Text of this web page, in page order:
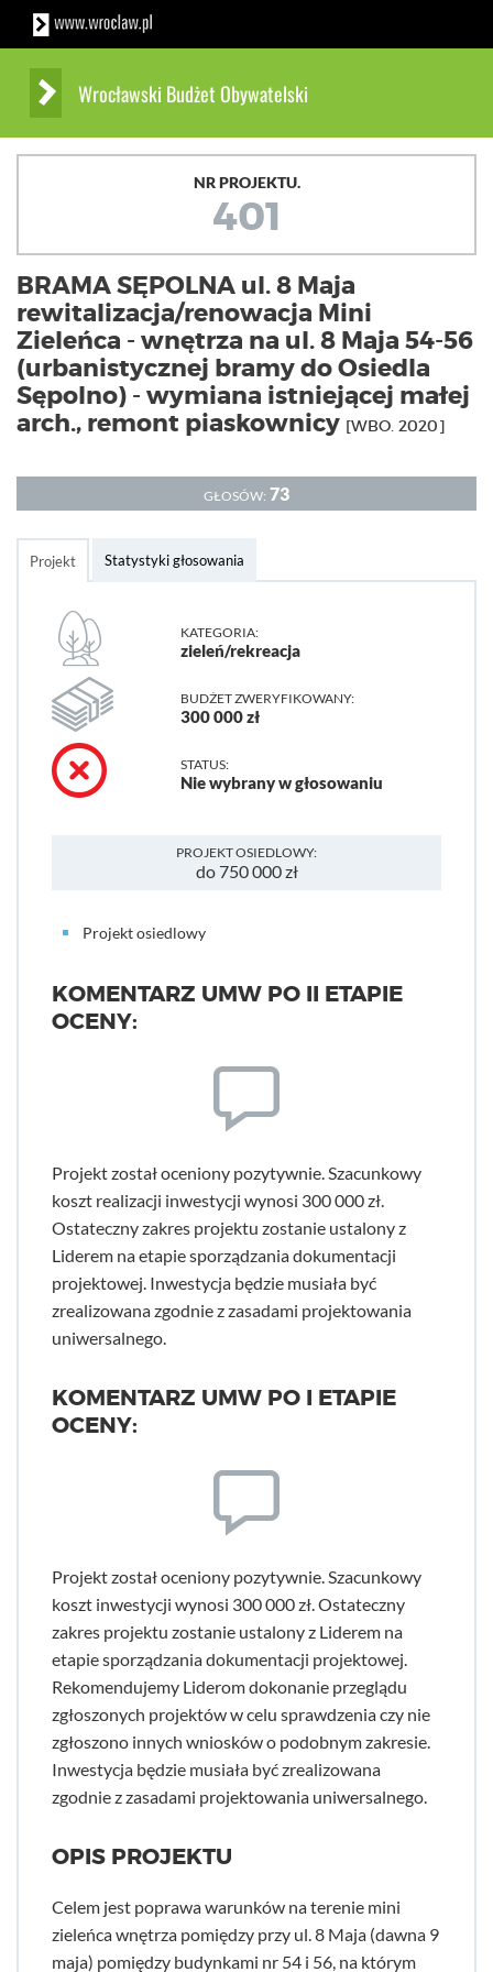
Wrocławski Budżet Obywatelski
NR PROJEKTU.
401
BRAMA SĘPOLNA ul. 8 Maja
rewitalizacja/renowacja Mini
Zieleńca - wnętrza na ul. 8 Maja 54-56
(urbanistycznej bramy do Osiedla
Sępolno) - wymiana istniejącej małej
arch., remont piaskownicy [WBO. 2020]
GŁOSÓW: 73
Projekt Statystyki głosowania
KATEGORIA:
zieleń/rekreacja
BUDŻET ZWERYFIKOWANY:
300 000 zł
STATUS:
Nie wybrany w głosowaniu
PROJEKT OSIEDLOWY:
do 750 000 zł
Projekt osiedlowy
KOMENTARZ UMW PO II ETAPIE
OCENY:
Projekt został oceniony pozytywnie. Szacunkowy
koszt realizacji inwestycji wynosi 300 000 zł.
Ostateczny zakres projektu zostanie ustalony z
Liderem na etapie sporządzania dokumentacji
projektowej. Inwestycja będzie musiała być
zrealizowana zgodnie z zasadami projektowania
uniwersalnego.
KOMENTARZ UMW PO I ETAPIE
OCENY:
Projekt został oceniony pozytywnie. Szacunkowy
koszt inwestycji wynosi 300 000 zł. Ostateczny
zakres projektu zostanie ustalony z Liderem na
etapie sporządzania dokumentacji projektowej.
Rekomendujemy Liderom dokonanie przeglądu
zgłoszonych projektów w celu sprawdzenia czy nie
zgłoszono innych wniosków o podobnym zakresie.
Inwestycja będzie musiała być zrealizowana
zgodnie z zasadami projektowania uniwersalnego.
OPIS PROJEKTU
Celem jest poprawa warunków na terenie mini
zieleńca wnętrza pomiędzy przy ul. 8 Maja (dawna 9
maja) pomiędzy budynkami nr 54 i 56, na którym